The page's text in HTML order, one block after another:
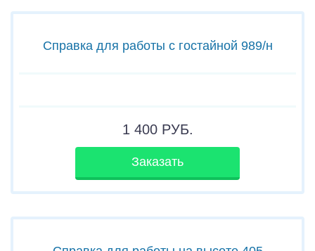
Справка для работы с гостайной 989/н
1 400РУБ.
Заказать